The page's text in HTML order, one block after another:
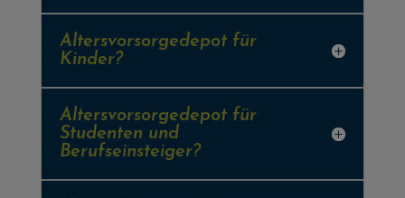
Altersvorsorgedepot für
Kinder?
Altersvorsorgedepot für
Studenten und
Berufseinsteiger?